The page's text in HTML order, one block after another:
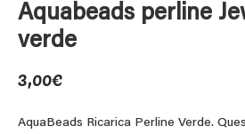
Aquabeads perline
verde
3,00€
AquaBeads Ricarica Perline Verde.